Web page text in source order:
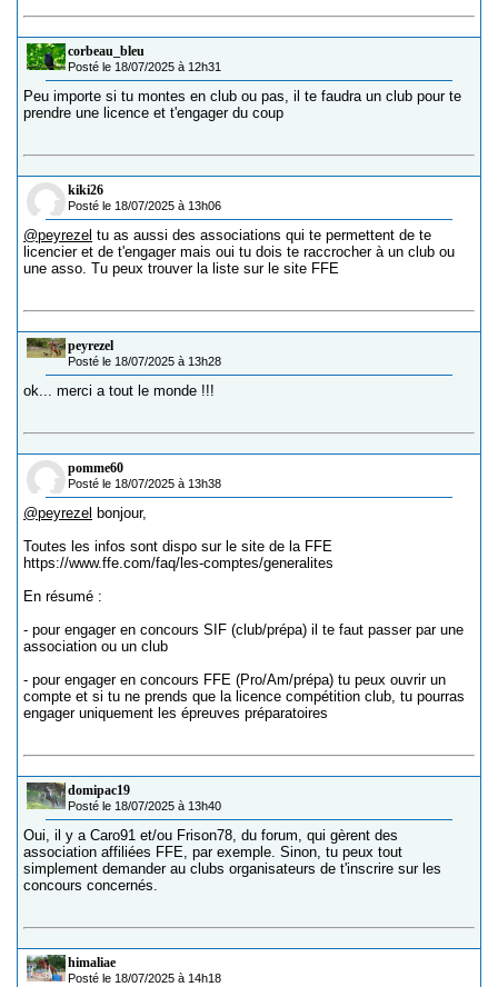
corbeau_bleu
Posté le 18/07/2025 à 12h31
Peu importe si tu montes en club ou pas, il te faudra un club pour te
prendre une licence et t'engager du coup
kiki26
Posté le 18/07/2025 à 13h06
@peyrezel tu as aussi des associations qui te permettent de te
licencier et de t'engager mais oui tu dois te raccrocher à un club ou
une asso. Tu peux trouver la liste sur le site FFE
peyrezel
Posté le 18/07/2025 à 13h28
ok... merci a tout le monde !!!
pomme60
Posté le 18/07/2025 à 13h38
@peyrezel bonjour,
Toutes les infos sont dispo sur le site de la FFE
https://www.ffe.com/faq/les-comptes/generalites
En résumé :
- pour engager en concours SIF (club/prépa) il te faut passer par une
association ou un club
- pour engager en concours FFE (Pro/Am/prépa) tu peux ouvrir un
compte et si tu ne prends que la licence compétition club, tu pourras
engager uniquement les épreuves préparatoires
domipac19
Posté le 18/07/2025 à 13h40
Oui, il y a Caro91 et/ou Frison78, du forum, qui gèrent des
association affiliées FFE, par exemple. Sinon, tu peux tout
simplement demander au clubs organisateurs de t'inscrire sur les
concours concernés.
himaliae
Posté le 18/07/2025 à 14h18